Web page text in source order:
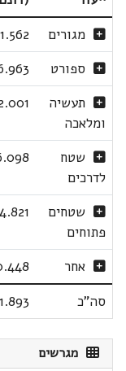
מגורים
ספורט
תעשיה
ומלאכה
שטח
לדרכים
שטחים
פתוחים
אחר
סה"כ
מגרשים